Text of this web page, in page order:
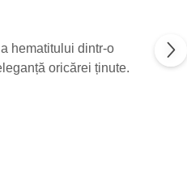
hematitului dintr-o
oricărei ținute.